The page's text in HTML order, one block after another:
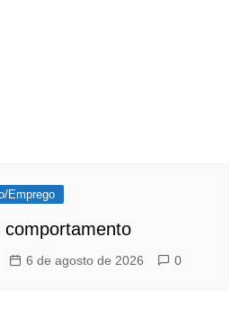
Emprego
comportamento
6 de agosto de 2026 0